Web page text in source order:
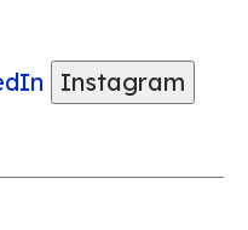
Instagram